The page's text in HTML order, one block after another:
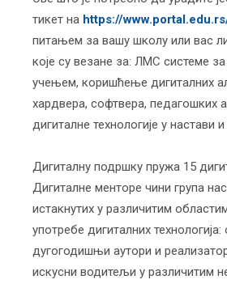
тикет на https://
питањем за вашу школу или вас
које су везане за: ЛМС системе
учењем, коришћење дигиталних
хардвера, софтвера, педагошких
дигиталне технологије у настави
Дигиталну подршку пружа 15
Дигиталне менторе чини група
истакнутих у различитим
употребе дигиталних технологија:
дугогодишњи аутори и
искусни водитељи у различитим